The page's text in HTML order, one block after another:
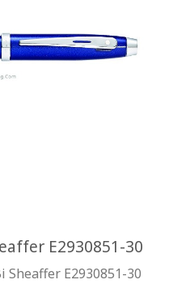
E2930851-30
E2930851-30